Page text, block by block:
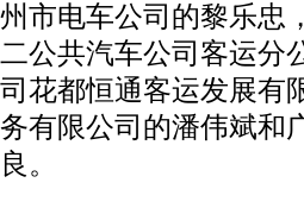
州市电车公司的黎乐忠
二公共汽车公司客运分
司花都恒通客运发展有
务有限公司的潘伟斌和
良。